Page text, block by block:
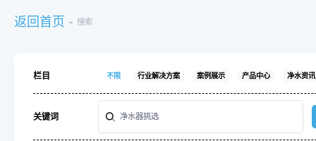
返回首页 搜索
栏目 不限 行业解决方案 案例展示 产品中心 净水资讯
关键词